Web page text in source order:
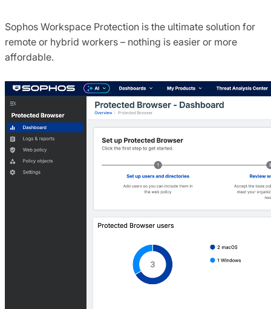
Sophos Workspace Protection is the ultimate solution for
remote or hybrid workers – nothing is easier or more
affordable.